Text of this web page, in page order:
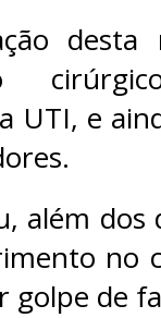
desta
UTI, e
além dos
no
golpe de